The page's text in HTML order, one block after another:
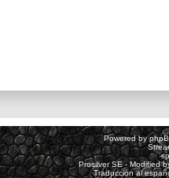
Powered by
Prosilver SE - Modified
Traducción al